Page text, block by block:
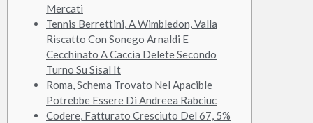
Mercati
Tennis Berrettini, A Wimbledon, Valla
Riscatto Con Sonego Arnaldi E
Cecchinato A Caccia Delete Secondo
Turno Su Sisal It
Roma, Schema Trovato Nel Apacible
Potrebbe Essere Di Andreea Rabciuc
Codere, Fatturato Cresciuto Del 67, 5%